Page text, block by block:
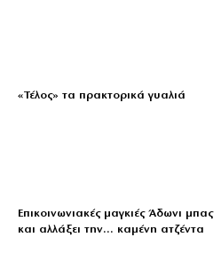
«Τέλος» τα πρακτορικά γυαλιά
Επικοινωνιακές μαγκιές Άδωνι μπας
και αλλάξει την… καμένη ατζέντα